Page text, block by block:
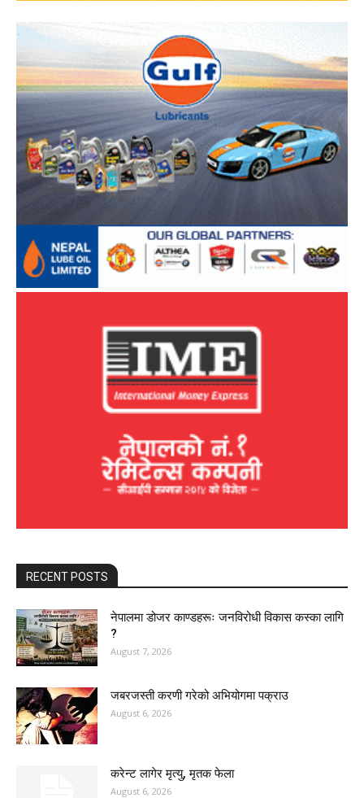
RECENT POSTS
नेपालमा डोजर काण्डहरूः जनविरोधी विकास कस्का लागि
?
August 7, 2026
जबरजस्ती करणी गरेको अभियोगमा पक्राउ
August 6, 2026
करेन्ट लागेर मृत्यु, मृतक फेला
August 6, 2026